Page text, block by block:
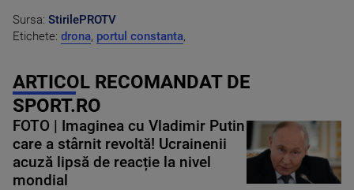
Sursa: StirilePROTV
Etichete: drona, portul constanta,
ARTICOL RECOMANDAT DE
SPORT.RO
FOTO | Imaginea cu Vladimir Putin
care a stârnit revoltă! Ucrainenii
acuză lipsă de reacție la nivel
mondial